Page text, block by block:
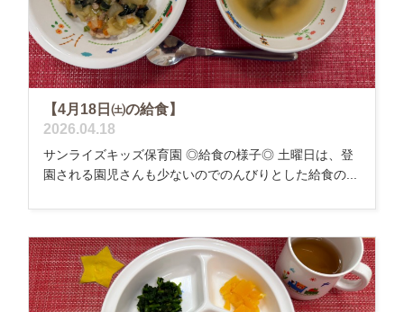
【4月18日㈯の給食】
2026.04.18
サンライズキッズ保育園 ◎給食の様子◎ 土曜日は、登
園される園児さんも少ないのでのんびりとした給食の...